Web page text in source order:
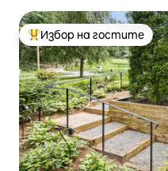
Най-популярен избор на
Избор на гостите